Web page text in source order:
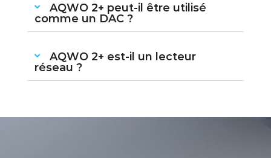
AQWO 2+ peut-il être utilisé
comme un DAC ?
AQWO 2+ est-il un lecteur
réseau ?